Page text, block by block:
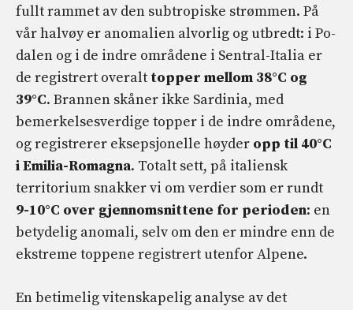
fullt rammet av den subtropiske strømmen. På
vår halvøy er anomalien alvorlig og utbredt: i Po-
dalen og i de indre områdene i Sentral-Italia er
de registrert overalt topper mellom 38°C og
39°C. Brannen skåner ikke Sardinia, med
bemerkelsesverdige topper i de indre områdene,
og registrerer eksepsjonelle høyder opp til 40°C
i Emilia-Romagna. Totalt sett, på italiensk
territorium snakker vi om verdier som er rundt
9-10°C over gjennomsnittene for perioden: en
betydelig anomali, selv om den er mindre enn de
ekstreme toppene registrert utenfor Alpene.
En betimelig vitenskapelig analyse av det